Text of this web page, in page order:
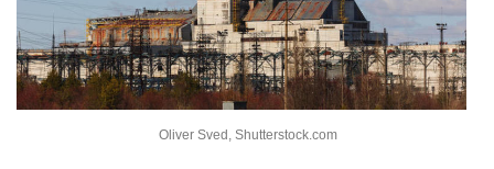
Oliver Sved, Shutterstock.com